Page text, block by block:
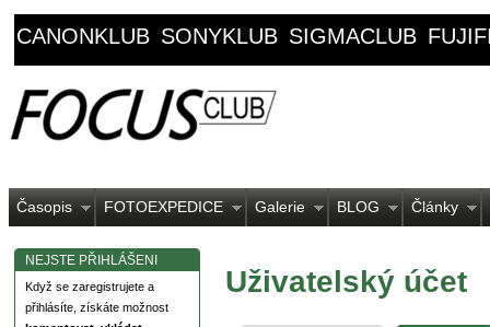
CANONKLUB SONYKLUB SIGMACLUB
Časopis FOTOEXPEDICE Galerie BLOG Články
NEJSTE PŘIHLÁŠENI
Když se zaregistrujete a
přihlásíte, získáte možnost
Uživatelský účet